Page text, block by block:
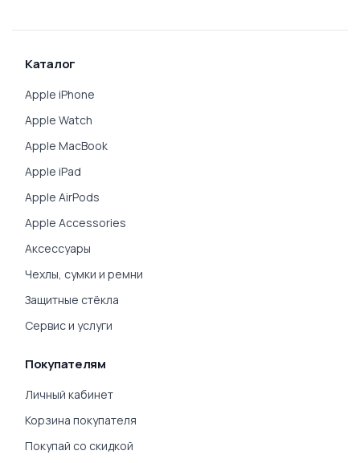
Каталог
Apple iPhone
Apple Watch
Apple MacBook
Apple iPad
Apple AirPods
Apple Accessories
Аксессуары
Чехлы, сумки и ремни
Защитные стёкла
Сервис и услуги
Покупателям
Личный кабинет
Корзина покупателя
Покупай со скидкой